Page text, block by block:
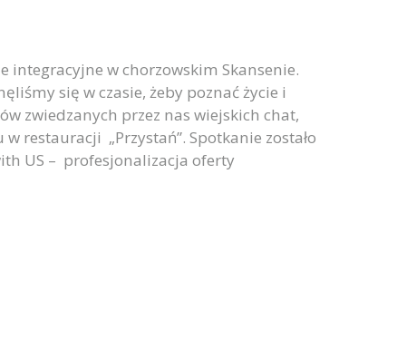
integracyjne w chorzowskim Skansenie.
się w czasie, żeby poznać życie i
zwiedzanych przez nas wiejskich chat,
restauracji „Przystań”. Spotkanie zostało
US – profesjonalizacja oferty